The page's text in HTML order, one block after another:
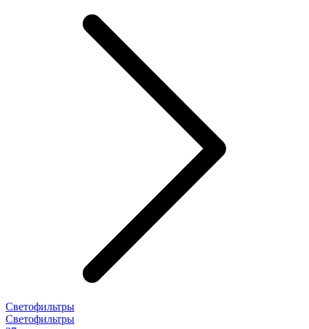
Светофильтры
Светофильтры